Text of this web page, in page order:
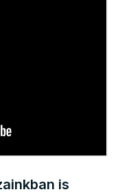
is